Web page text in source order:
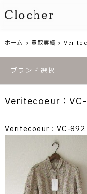
ホーム >買取実績 >
ブランド選択
Veritecoeur：
Veritecoeur：VC-892